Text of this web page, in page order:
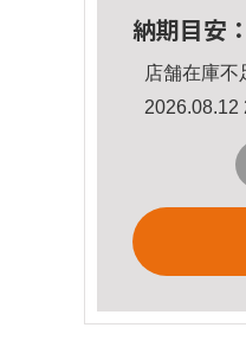
納期目安：
店舗在庫不
2026.08.12